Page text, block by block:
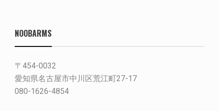
NOOBARMS
〒454-0032
愛知県名古屋市中川区荒江町27-17
080-1626-4854